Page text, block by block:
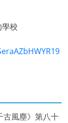
校
古風塵》第八十